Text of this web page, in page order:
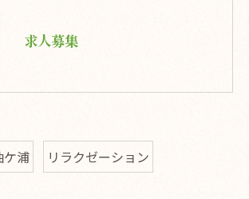
求人募集
ケ浦 リラクゼーション